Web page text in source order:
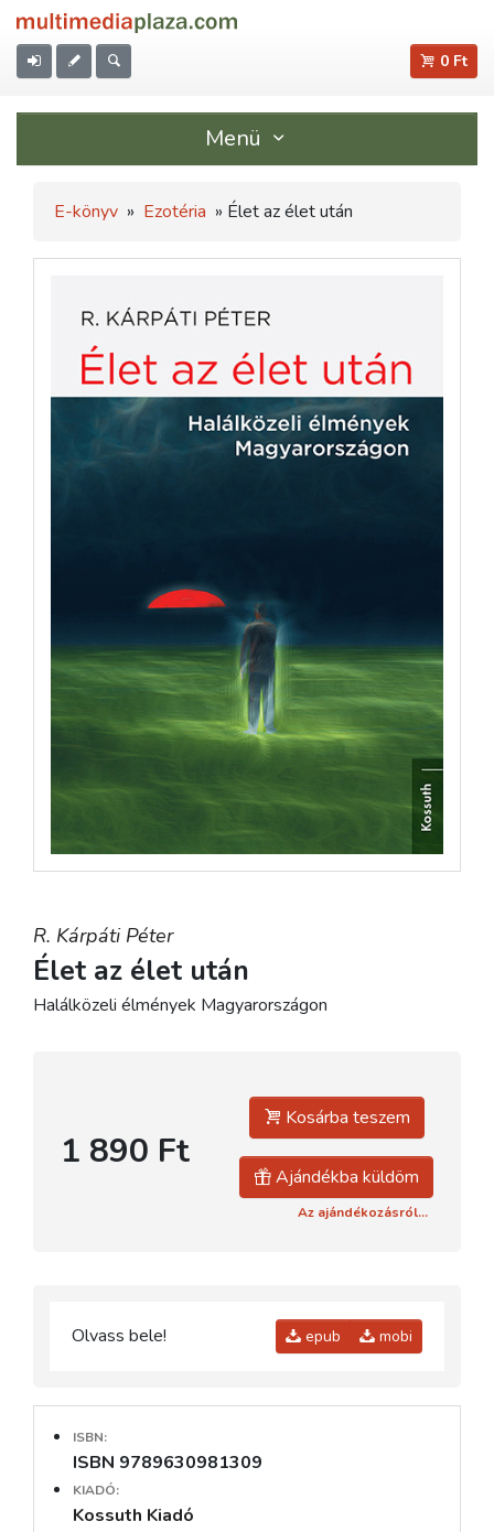
0 Ft
Menü
E-könyv » Ezotéria » Élet az élet után
R. Kárpáti Péter
Élet az élet után
Halálközeli élmények Magyarországon
1 890 Ft
Kosárba teszem
Ajándékba küldöm
Az ajándékozásról...
Olvass bele! epub mobi
ISBN:
ISBN 9789630981309
KIADÓ:
Kossuth Kiadó